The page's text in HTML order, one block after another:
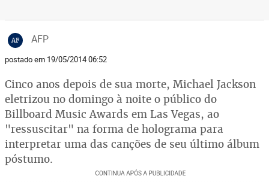
AF AFP
postado em 19/05/2014 06:52
Cinco anos depois de sua morte, Michael Jackson
eletrizou no domingo à noite o público do
Billboard Music Awards em Las Vegas, ao
"ressuscitar" na forma de holograma para
interpretar uma das canções de seu último álbum
póstumo.